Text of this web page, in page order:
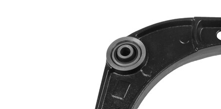
nosným-/vodicím
kloubem
Konstrukce/typ trojúhelníkové
rameno
VKDS 326029
B